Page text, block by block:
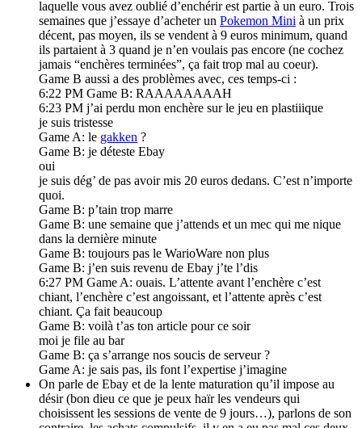
laquelle vous avez oublié d’enchérir est partie à un euro. Trois
semaines que j’essaye d’acheter un Pokemon Mini à un prix
décent, pas moyen, ils se vendent à 9 euros minimum, quand
ils partaient à 3 quand je n’en voulais pas encore (ne cochez
jamais “enchères terminées”, ça fait trop mal au coeur).
Game B aussi a des problèmes avec, ces temps-ci :
6:22 PM Game B: RAAAAAAAAH
6:23 PM j’ai perdu mon enchère sur le jeu en plastiiique
je suis tristesse
Game A: le gakken ?
Game B: je déteste Ebay
oui
je suis dég’ de pas avoir mis 20 euros dedans. C’est n’importe
quoi.
Game B: p’tain trop marre
Game B: une semaine que j’attends et un mec qui me nique
dans la dernière minute
Game B: toujours pas le WarioWare non plus
Game B: j’en suis revenu de Ebay j’te l’dis
6:27 PM Game A: ouais. L’attente avant l’enchère c’est
chiant, l’enchère c’est angoissant, et l’attente après c’est
chiant. Ça fait beaucoup
Game B: voilà t’as ton article pour ce soir
moi je file au bar
Game B: ça s’arrange nos soucis de serveur ?
Game A: je sais pas, ils font l’expertise j’imagine
On parle de Ebay et de la lente maturation qu’il impose au
désir (bon dieu ce que je peux haïr les vendeurs qui
choisissent les sessions de vente de 9 jours…), parlons de son